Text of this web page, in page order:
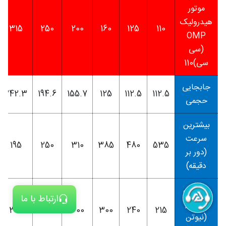
ارتباط با ما
موتور
هیدرولیک
OMP
(سی
سی)110
110
125
160
200
250
315
جابجایی
حجمی
112.5
112.5
125
155.7
194.6
242.3
بیشترین
سرعت
(دور بر
دقیقه)
535
480
385
310
250
195
بیشترین
گشتاور
(نیوتن
215
240
300
300
300
300